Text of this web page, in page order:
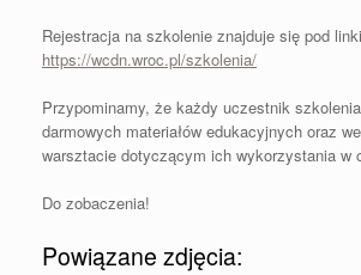
Rejestracja na szkolenie znajduje się pod
https://wcdn.wroc.pl/szkolenia/
Przypominamy, że każdy uczestnik
darmowych materiałów edukacyjnych oraz
warsztacie dotyczącym ich wykorzystania w
Do zobaczenia!
Powiązane zdjęcia: